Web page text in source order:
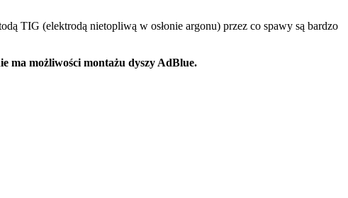
TIG (elektrodą nietopliwą w osłonie argonu) przez co spawy są bardzo
ma możliwości montażu dyszy AdBlue.